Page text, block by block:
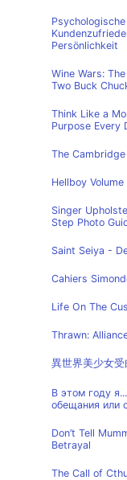
Persönlichkeit
Wine Wars:
Two Buck
Think Like a
Purpose Every
The
Hellboy
Singer
Step Photo
Saint Seiya -
Cahiers
Life On The
Thrawn:
異世界美少女受
В этом году
обещания или
Don’t Tell
Betrayal
The Call of